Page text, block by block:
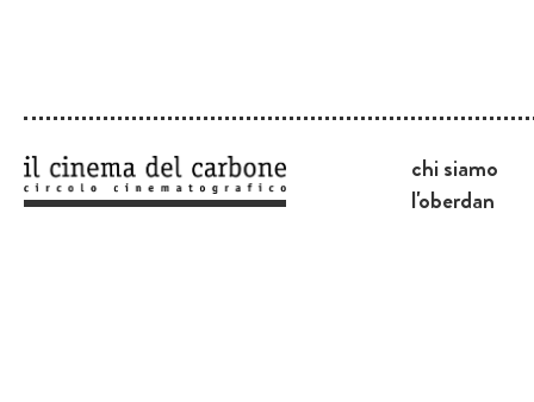
chi siamo
l'oberdan